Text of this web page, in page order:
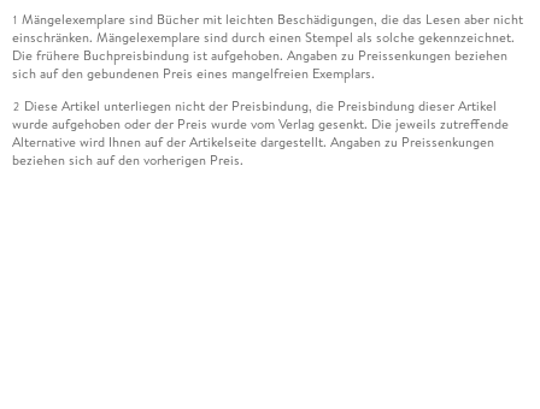
1 Mängelexemplare sind Bücher mit leichten Beschädigungen, die das Lesen aber nicht
einschränken. Mängelexemplare sind durch einen Stempel als solche gekennzeichnet.
Die frühere Buchpreisbindung ist aufgehoben. Angaben zu Preissenkungen beziehen
sich auf den gebundenen Preis eines mangelfreien Exemplars.
2 Diese Artikel unterliegen nicht der Preisbindung, die Preisbindung dieser Artikel
wurde aufgehoben oder der Preis wurde vom Verlag gesenkt. Die jeweils zutreffende
Alternative wird Ihnen auf der Artikelseite dargestellt. Angaben zu Preissenkungen
beziehen sich auf den vorherigen Preis.